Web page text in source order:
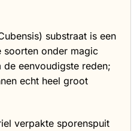
substraat is een
soorten onder magic
eenvoudigste reden;
echt heel groot
verpakte sporenspuit